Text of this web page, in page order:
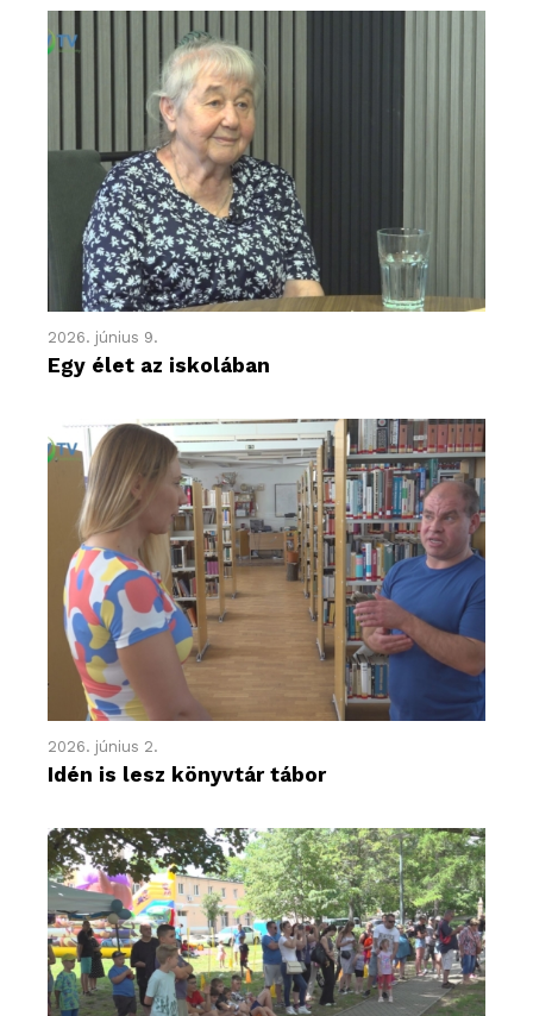
2026. június 9.
Egy élet az iskolában
2026. június 2.
Idén is lesz könyvtár tábor